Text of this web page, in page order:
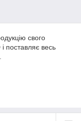
свого
поставляє весь